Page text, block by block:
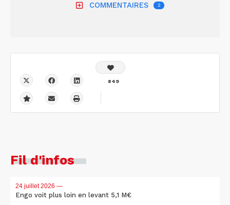
COMMENTAIRES 2
849
Fil d'infos
24 juillet 2026 —
Engo voit plus loin en levant 5,1 M€